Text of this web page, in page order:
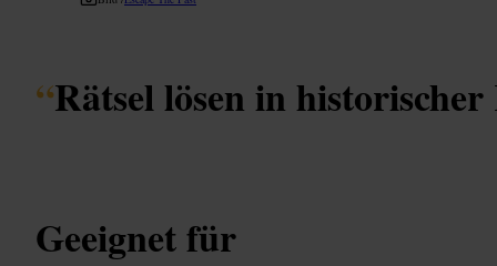
“Rätsel lösen in historischer
Geeignet für